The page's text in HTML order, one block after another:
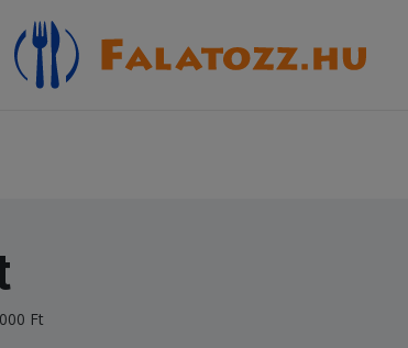
Ft